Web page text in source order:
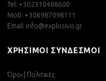
Tel: +302310488600
Mob: +306987098111
Email: info@explosivo.gr
ΧΡΗΣΙΜΟΙ ΣΥΝΔΕΣΜΟΙ
Όροι | Πολιτικές